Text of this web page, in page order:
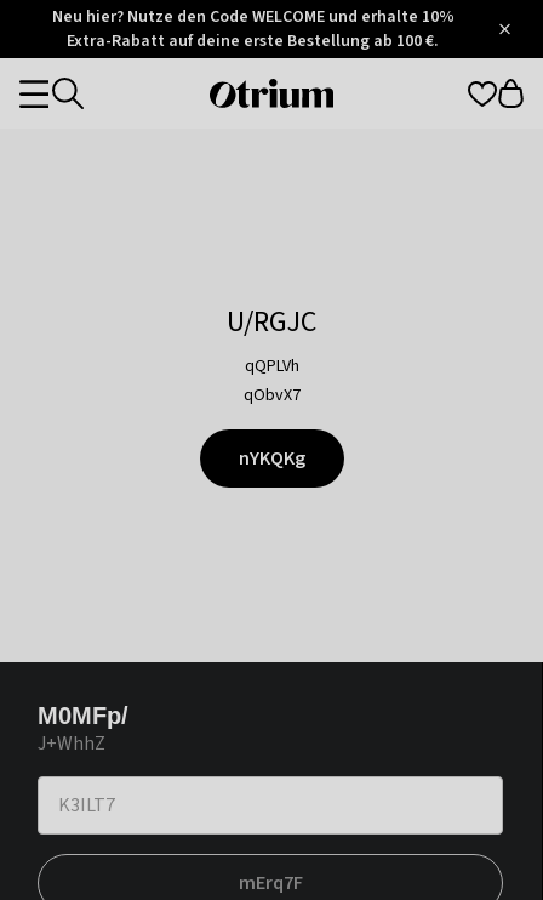
Otrium
Trustpilot
Neu hier? Nutze den Code WELCOME und erhalte 10%
Extra-Rabatt auf deine erste Bestellung ab 100 €.
Otrium
Categories
U/RGJC
qQPLVh
qObvX7
nYKQKg
M0MFp/
J+WhhZ
mErq7F